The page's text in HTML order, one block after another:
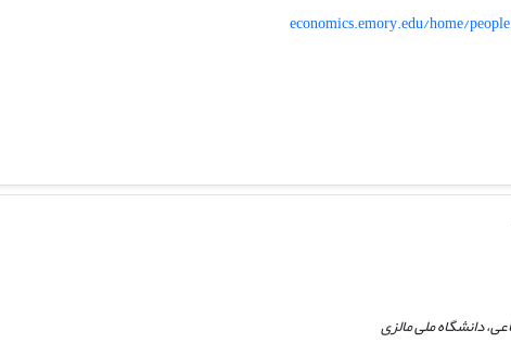
economics.emory.edu/home/
دانشگاه ملی مالزی